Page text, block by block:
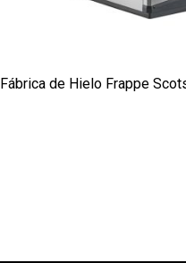
Fábrica de Hielo Frappe